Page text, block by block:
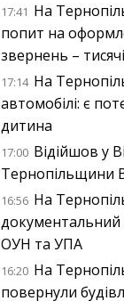
17:41 На
попит на
звернень – тисячі
17:14 На
автомобілі: є
дитина
17:00 Відійшов у
Тернопільщини
16:56 На
ОУН та УПА
16:20 На
повернули